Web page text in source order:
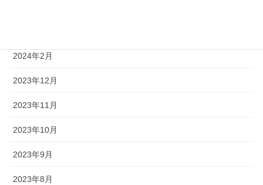
2024年2月
2023年12月
2023年11月
2023年10月
2023年9月
2023年8月